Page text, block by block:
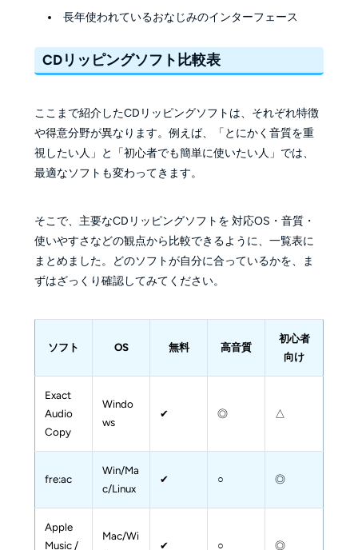
長年使われているおなじみのインターフェース
CDリッピングソフト比較表
ここまで紹介したCDリッピングソフトは、それぞれ特徴
や得意分野が異なります。例えば、「とにかく音質を重
視したい人」と「初心者でも簡単に使いたい人」では、
最適なソフトも変わってきます。
そこで、主要なCDリッピングソフトを 対応OS・音質・
使いやすさなどの観点から比較できるように、一覧表に
まとめました。どのソフトが自分に合っているかを、ま
ずはざっくり確認してみてください。
ソフト OS 無料 高音質
初心者
向け
Exact
Audio
Copy
Windo
ws
✔ ◎ △
fre:ac
Win/Ma
c/Linux
✔ ○ ◎
Apple
Music /
Mac/Wi
✔ ○ ◎